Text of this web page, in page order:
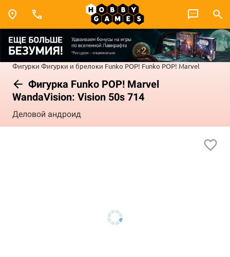
Фигурки Фигурки и брелоки Funko POP! Funko POP! Marvel
Фигурка Funko POP! Marvel
WandaVision: Vision 50s 714
Деловой андроид